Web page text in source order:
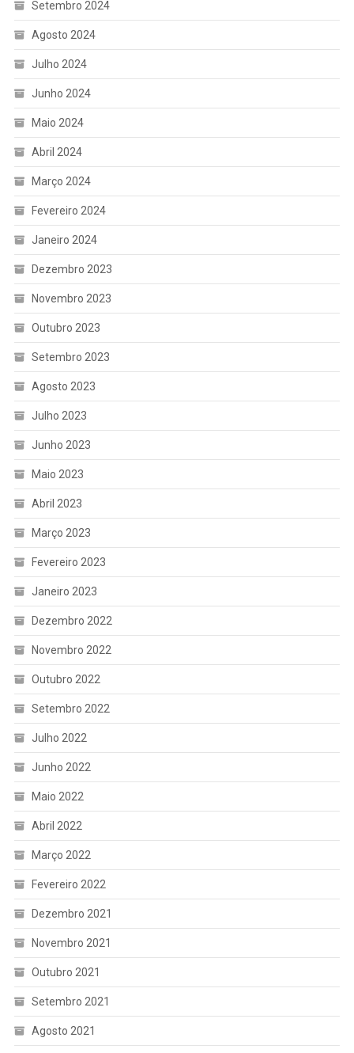
Setembro 2024
Agosto 2024
Julho 2024
Junho 2024
Maio 2024
Abril 2024
Março 2024
Fevereiro 2024
Janeiro 2024
Dezembro 2023
Novembro 2023
Outubro 2023
Setembro 2023
Agosto 2023
Julho 2023
Junho 2023
Maio 2023
Abril 2023
Março 2023
Fevereiro 2023
Janeiro 2023
Dezembro 2022
Novembro 2022
Outubro 2022
Setembro 2022
Julho 2022
Junho 2022
Maio 2022
Abril 2022
Março 2022
Fevereiro 2022
Dezembro 2021
Novembro 2021
Outubro 2021
Setembro 2021
Agosto 2021